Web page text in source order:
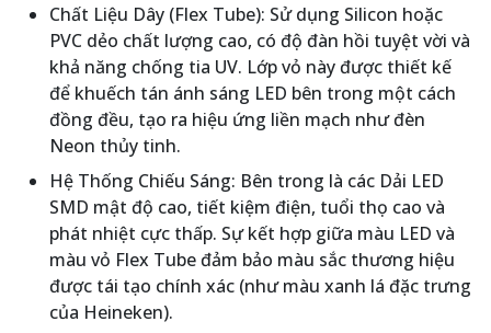
Chất Liệu Dây (Flex Tube): Sử dụng Silicon hoặc
PVC dẻo chất lượng cao, có độ đàn hồi tuyệt vời và
khả năng chống tia UV. Lớp vỏ này được thiết kế
để khuếch tán ánh sáng LED bên trong một cách
đồng đều, tạo ra hiệu ứng liền mạch như đèn
Neon thủy tinh.
Hệ Thống Chiếu Sáng: Bên trong là các Dải LED
SMD mật độ cao, tiết kiệm điện, tuổi thọ cao và
phát nhiệt cực thấp. Sự kết hợp giữa màu LED và
màu vỏ Flex Tube đảm bảo màu sắc thương hiệu
được tái tạo chính xác (như màu xanh lá đặc trưng
của Heineken).